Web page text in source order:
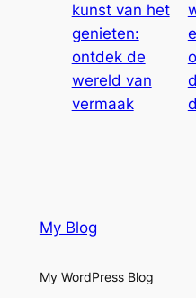
kunst van het
genieten:
ontdek de
wereld van
vermaak
My Blog
My WordPress Blog